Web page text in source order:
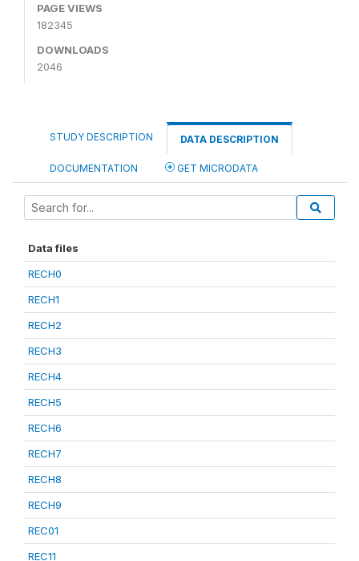
PAGE VIEWS
182345
DOWNLOADS
2046
STUDY DESCRIPTION DATA DESCRIPTION
DOCUMENTATION GET MICRODATA
Data files
RECH0
RECH1
RECH2
RECH3
RECH4
RECH5
RECH6
RECH7
RECH8
RECH9
REC01
REC11